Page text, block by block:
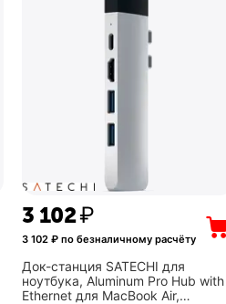
3 102₽
3 102₽ по безналичному расчёту
Док-станция SATECHI для
ноутбука, Aluminum Pro Hub with
Ethernet для MacBook Air,